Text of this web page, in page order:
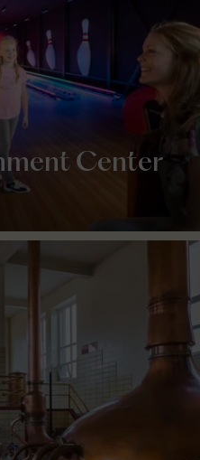
Center